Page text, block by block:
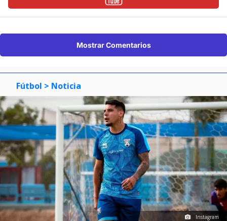
Mostrar Comentarios
Fútbol > Noticia
Instagram